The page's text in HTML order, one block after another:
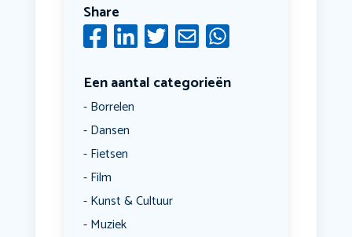
Share
Een aantal categorieën
Borrelen
Dansen
Fietsen
Film
Kunst & Cultuur
Muziek